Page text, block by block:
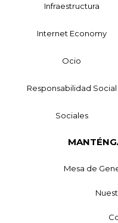
Infraestructura
Internet Economy
Ocio
Responsabilidad Social
Sociales
Mesa de